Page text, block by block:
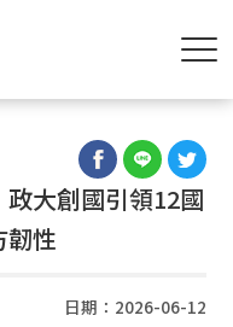
大創國引領12國
韌性
日期：2026-06-12